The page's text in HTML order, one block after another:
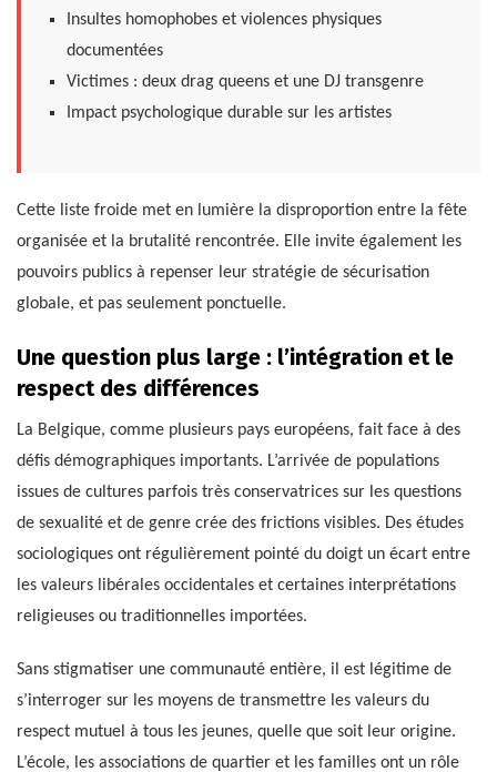
Insultes homophobes et violences physiques
documentées
Victimes : deux drag queens et une DJ transgenre
Impact psychologique durable sur les artistes
Cette liste froide met en lumière la disproportion entre la fête
organisée et la brutalité rencontrée. Elle invite également les
pouvoirs publics à repenser leur stratégie de sécurisation
globale, et pas seulement ponctuelle.
Une question plus large : l’intégration et le
respect des différences
La Belgique, comme plusieurs pays européens, fait face à des
défis démographiques importants. L’arrivée de populations
issues de cultures parfois très conservatrices sur les questions
de sexualité et de genre crée des frictions visibles. Des études
sociologiques ont régulièrement pointé du doigt un écart entre
les valeurs libérales occidentales et certaines interprétations
religieuses ou traditionnelles importées.
Sans stigmatiser une communauté entière, il est légitime de
s’interroger sur les moyens de transmettre les valeurs du
respect mutuel à tous les jeunes, quelle que soit leur origine.
L’école, les associations de quartier et les familles ont un rôle